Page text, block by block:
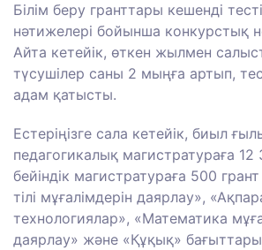
Білім беру гранттары кешенді
нәтижелері бойынша конкурстық
Айта кетейік, өткен жылмен
түсушілер саны 2 мыңға артып,
адам қатысты.
Естеріңізге сала кетейік, биыл
педагогикалық магистратураға
бейіндік магистратураға 500
тілі мұғалімдерін даярлау»,
технологиялар», «Математика
даярлау» және «Құқық»